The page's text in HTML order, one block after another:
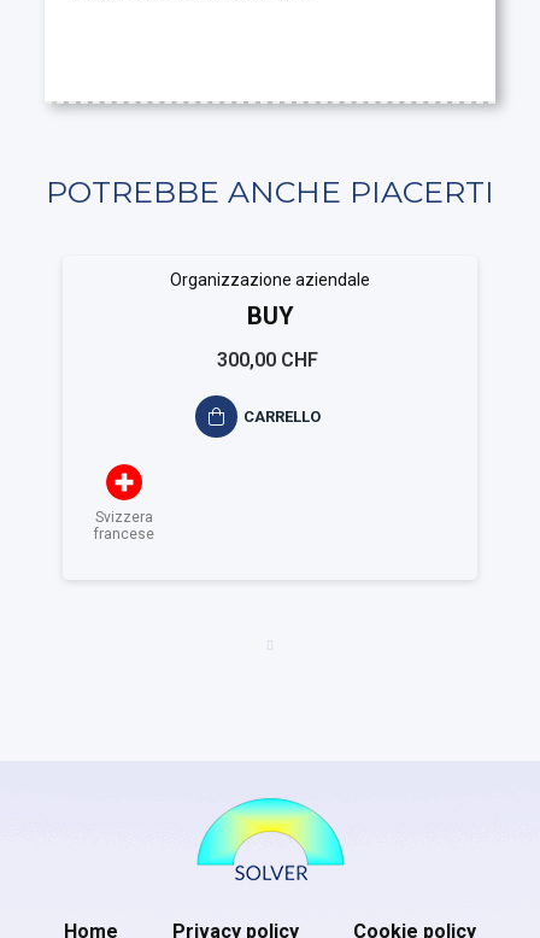
POTREBBE ANCHE PIACERTI
Organizzazione aziendale
BUY
300,00 CHF
CARRELLO
Svizzera
francese
Home Privacy policy Cookie policy